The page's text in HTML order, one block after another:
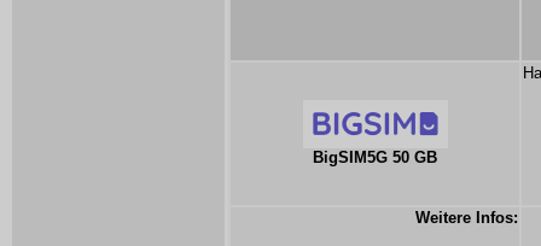
BigSIM5G 50 GB
Weitere Infos: